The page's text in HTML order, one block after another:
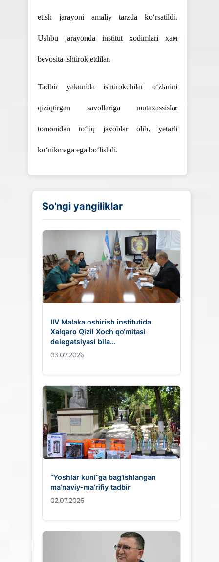
etish jarayoni amaliy tarzda ko‘rsatildi.
Ushbu jarayonda institut xodimlari ҳам
bevosita ishtirok etdilar.
Tadbir yakunida ishtirokchilar o‘zlarini
qiziqtirgan savollariga mutaxassislar
tomonidan to‘liq javoblar olib, yetarli
ko‘nikmaga ega bo‘lishdi.
So'ngi yangiliklar
IIV Malaka oshirish institutida
Xalqaro Qizil Xoch qo‘mitasi
delegatsiyasi bila…
03.07.2026
“Yoshlar kuni”ga bag‘ishlangan
ma’naviy-ma’rifiy tadbir
02.07.2026